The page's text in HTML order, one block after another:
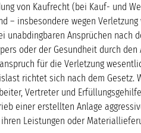
von Kaufrecht (bei Kauf- und
– insbesondere wegen
unabdingbaren Ansprüchen nach
oder der Gesundheit durch
für die Verletzung
richtet sich nach dem Gesetz.
Vertreter und
einer erstellten Anlage
Leistungen oder